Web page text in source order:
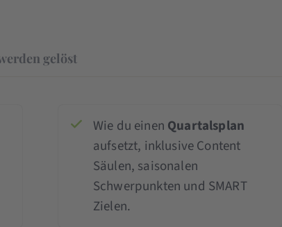
gelöst
Wie du einen Quartalsplan
aufsetzt, inklusive Content
Säulen, saisonalen
Schwerpunkten und SMART
Zielen.